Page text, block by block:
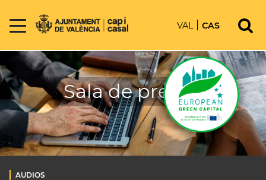
VAL CAS
Sala de prensa
AUDIOS